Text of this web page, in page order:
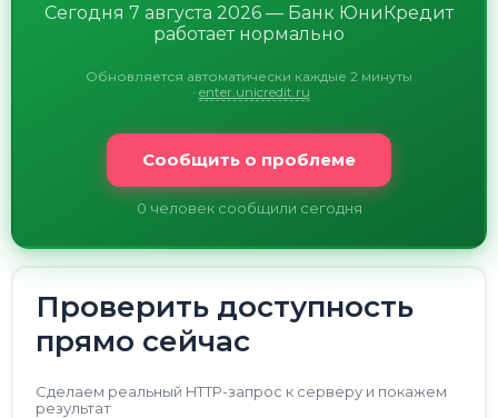
Сегодня 7 августа 2026 — Банк ЮниКредит
работает нормально
Обновляется автоматически каждые 2 минуты
· enter.unicredit.ru
Сообщить о проблеме
0 человек сообщили сегодня
Проверить доступность
прямо сейчас
Сделаем реальный HTTP-запрос к серверу и покажем
результат